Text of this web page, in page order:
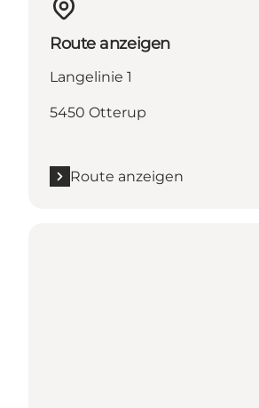
Route anzeigen
Langelinie 1
5450 Otterup
Route anzeigen